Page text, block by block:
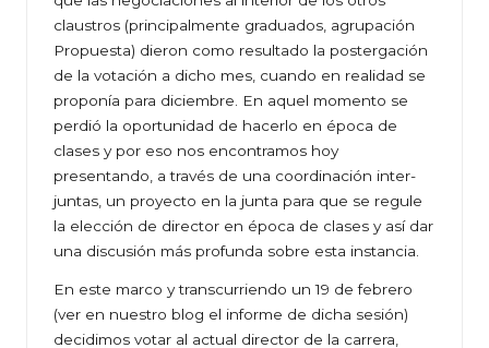
claustros (principalmente graduados, agrupación
Propuesta) dieron como resultado la postergación
de la votación a dicho mes, cuando en realidad se
proponía para diciembre. En aquel momento se
perdió la oportunidad de hacerlo en época de
clases y por eso nos encontramos hoy
presentando, a través de una coordinación inter-
juntas, un proyecto en la junta para que se regule
la elección de director en época de clases y así dar
una discusión más profunda sobre esta instancia.
En este marco y transcurriendo un 19 de febrero
(ver en nuestro blog el informe de dicha sesión)
decidimos votar al actual director de la carrera,